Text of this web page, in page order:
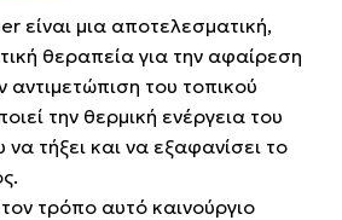
είναι μια αποτελεσματική,
θεραπεία για την αφαίρεση
αντιμετώπιση του τοπικού
την θερμική ενέργεια του
τήξει και να εξαφανίσει το
τρόπο αυτό καινούργιο